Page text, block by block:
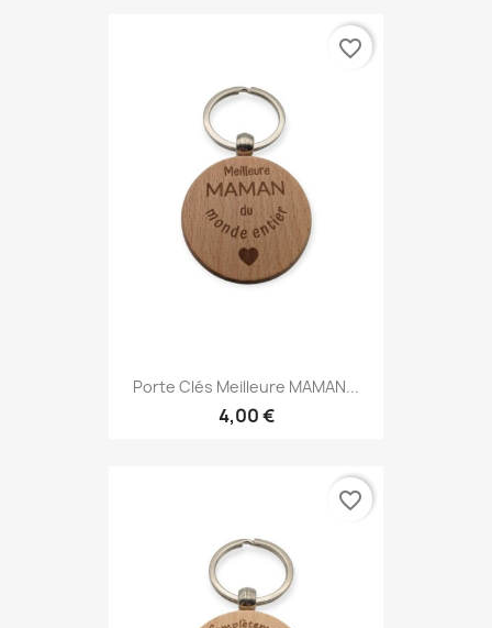
Porte Clés Meilleure MAMAN...
4,00 €
favorite_border
favorite_border